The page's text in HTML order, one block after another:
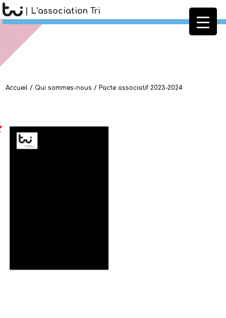
| L’association Tri
Accueil /Qui sommes-nous / Pacte associatif 2023-2024